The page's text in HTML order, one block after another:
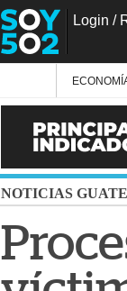
Login /
NOTICIAS